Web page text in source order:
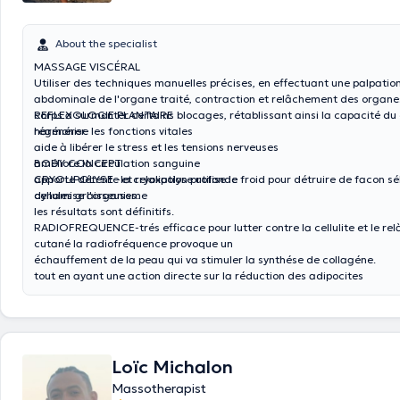
About the specialist
MASSAGE VISCÉRAL
Utiliser des techniques manuelles précises, en effectuant une
abdominale de l'organe traité, contraction et relâchement des
corps a surmonter certains blocages, rétablissant ainsi la capacité du
régénérer.
REFLEXOLOGIE PLANTAIRE
harmonise les fonctions vitales
aide à libérer le stress et les tensions nerveuses
améliore la circulation sanguine
apporte détente et relaxation profonde
dynamise l'organisme
BODY CONCEPT
CRYOLIPOLYSE -la cryolipolyse utilise le froid pour détruire de facon
cellules graisseuses.
les résultats sont définitifs.
RADIOFREQUENCE-trés efficace pour lutter contre la cellulite et le
cutané la radiofréquence provoque un
échauffement de la peau qui va stimuler la synthése de collagéne.
tout en ayant une action directe sur la réduction des adipocites
Loïc Michalon
Massotherapist